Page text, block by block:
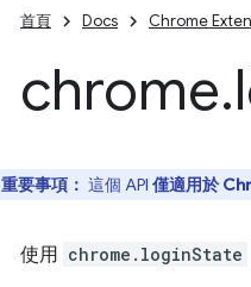
首頁 Docs Chrome
chrome.
重要事項： 這個 API 僅適用於
使用 chrome.loginState